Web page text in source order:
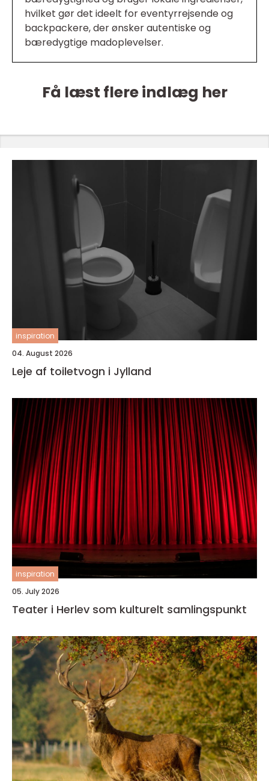
hvilket gør det ideelt for eventyrrejsende og
backpackere, der ønsker autentiske og
bæredygtige madoplevelser.
Få læst flere indlæg her
inspiration
04. August 2026
Leje af toiletvogn i Jylland
inspiration
05. July 2026
Teater i Herlev som kulturelt samlingspunkt